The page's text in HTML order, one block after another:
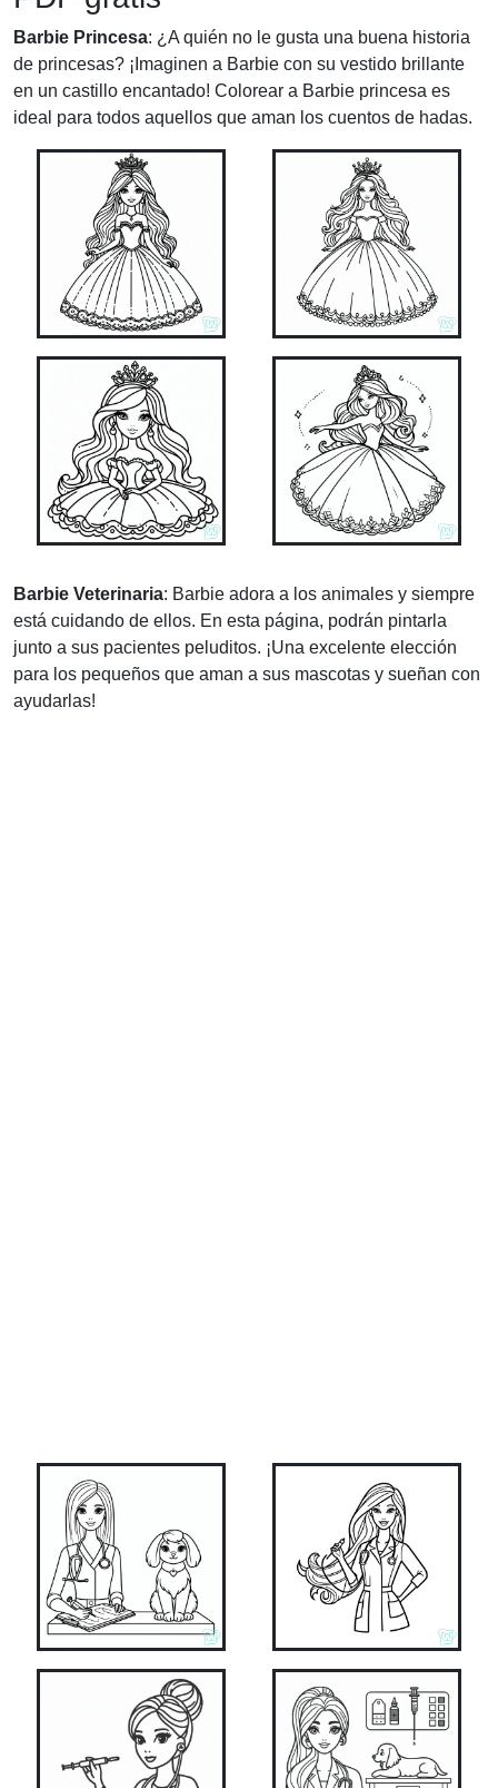
Barbie Princesa: ¿A quién no le gusta una buena historia
de princesas? ¡Imaginen a Barbie con su vestido brillante
en un castillo encantado! Colorear a Barbie princesa es
ideal para todos aquellos que aman los cuentos de hadas.
Barbie Veterinaria: Barbie adora a los animales y siempre
está cuidando de ellos. En esta página, podrán pintarla
junto a sus pacientes peluditos. ¡Una excelente elección
para los pequeños que aman a sus mascotas y sueñan con
ayudarlas!